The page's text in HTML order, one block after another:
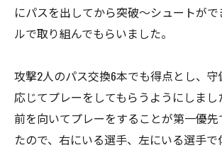
にパスを出してから突破〜シュートが
ルで取り組んでもらいました。
攻撃2人のパス交換6本でも得点とし、
応じてプレーをしてもらうようにしまし
前を向いてプレーをすることが第一優先
たので、右にいる選手、左にいる選手